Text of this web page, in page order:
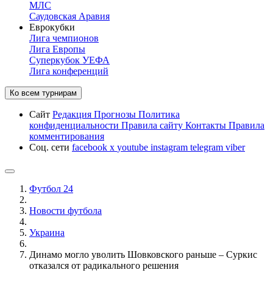
МЛС
Саудовская Аравия
Еврокубки
Лига чемпионов
Лига Европы
Суперкубок УЕФА
Лига конференций
Ко всем турнирам
Сайт Редакция Прогнозы Политика
конфиденциальности Правила сайту Контакты Правила
комментирования
Соц. сети facebook x youtube instagram telegram viber
Футбол 24
Новости футбола
Украина
Динамо могло уволить Шовковского раньше – Суркис
отказался от радикального решения